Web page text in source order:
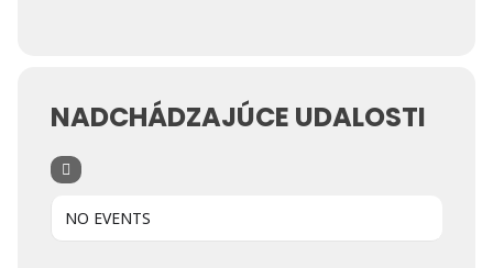
NADCHÁDZAJÚCE UDALOSTI
NO EVENTS